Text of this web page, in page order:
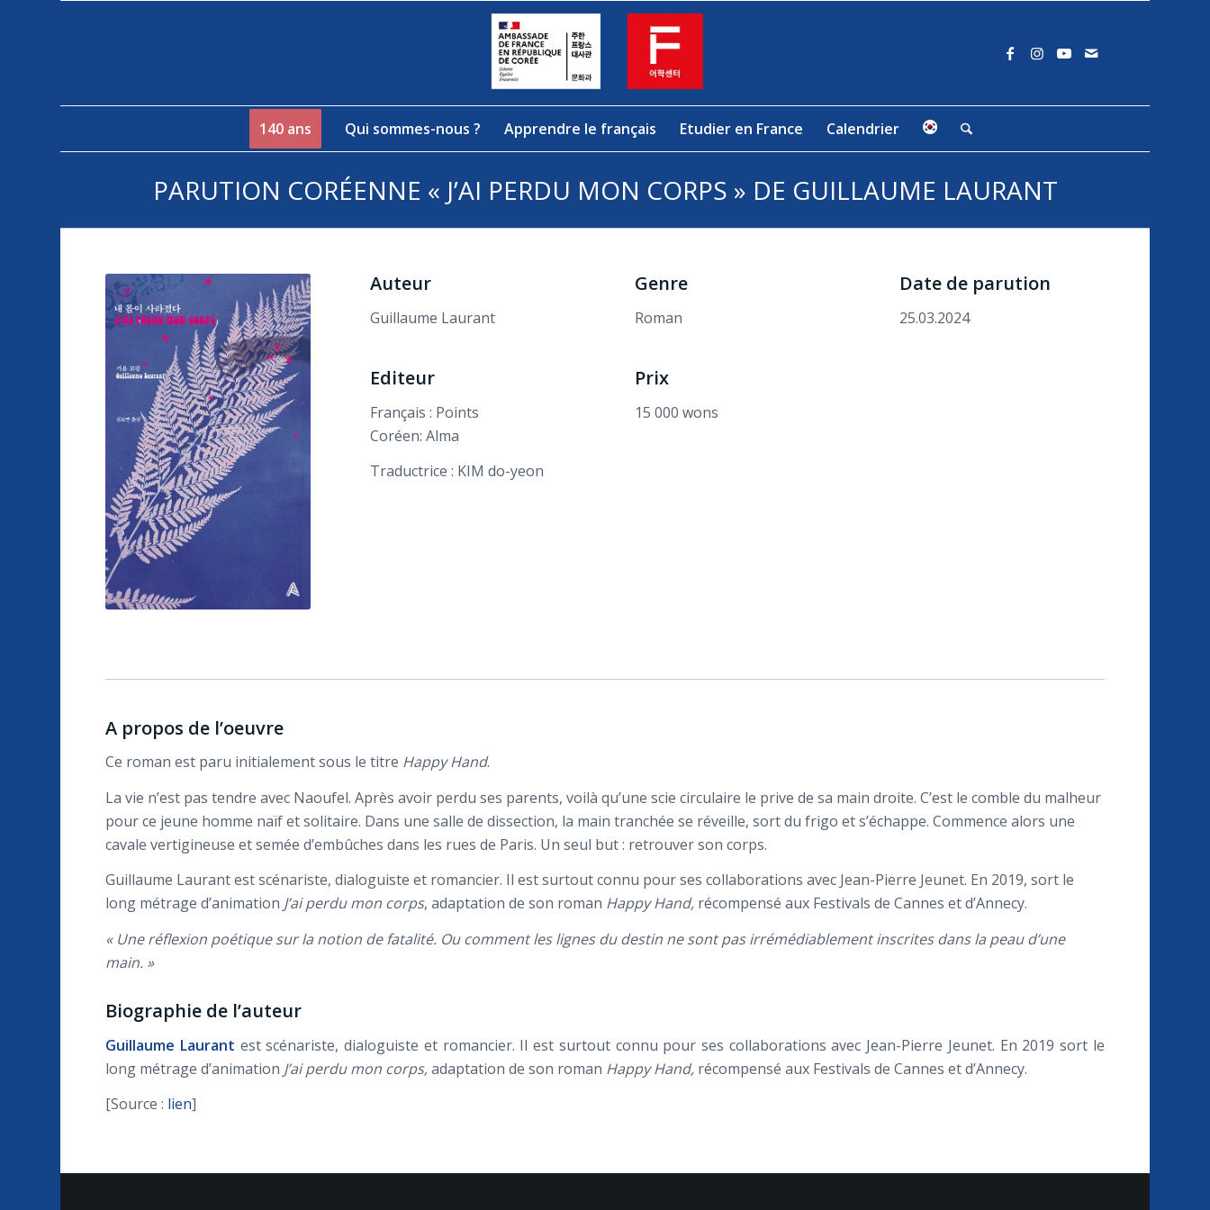
140 ans Qui sommes-nous ? Apprendre le français Etudier en France Calendrier
PARUTION CORÉENNE « J’AI PERDU MON CORPS » DE GUILLAUME LAURANT
Auteur
Guillaume Laurant
Editeur
Français : Points
Coréen: Alma
Traductrice : KIM do-yeon
Genre
Roman
Prix
15 000 wons
Date de parution
25.03.2024
A propos de l’oeuvre
Ce roman est paru initialement sous le titre Happy Hand.
La vie n’est pas tendre avec Naoufel. Après avoir perdu ses parents, voilà qu’une scie circulaire le prive de sa main droite. C’est le comble du malheur
pour ce jeune homme naïf et solitaire. Dans une salle de dissection, la main tranchée se réveille, sort du frigo et s’échappe. Commence alors une
cavale vertigineuse et semée d’embûches dans les rues de Paris. Un seul but : retrouver son corps.
Guillaume Laurant est scénariste, dialoguiste et romancier. Il est surtout connu pour ses collaborations avec Jean-Pierre Jeunet. En 2019, sort le
long métrage d’animation J’ai perdu mon corps, adaptation de son roman Happy Hand, récompensé aux Festivals de Cannes et d’Annecy.
« Une réflexion poétique sur la notion de fatalité. Ou comment les lignes du destin ne sont pas irrémédiablement inscrites dans la peau d’une
main. »
Biographie de l’auteur
Guillaume Laurant est scénariste, dialoguiste et romancier. Il est surtout connu pour ses collaborations avec Jean-Pierre Jeunet. En 2019 sort le
long métrage d’animation J’ai perdu mon corps,adaptation de son roman Happy Hand, récompensé aux Festivals de Cannes et d’Annecy.
[Source : lien]